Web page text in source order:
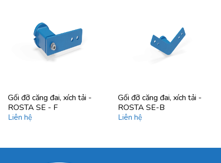
Gối đỡ căng đai, xích tải -
ROSTA SE - F
Liên hệ
Gối đỡ căng đai, xích tải -
ROSTA SE-B
Liên hệ